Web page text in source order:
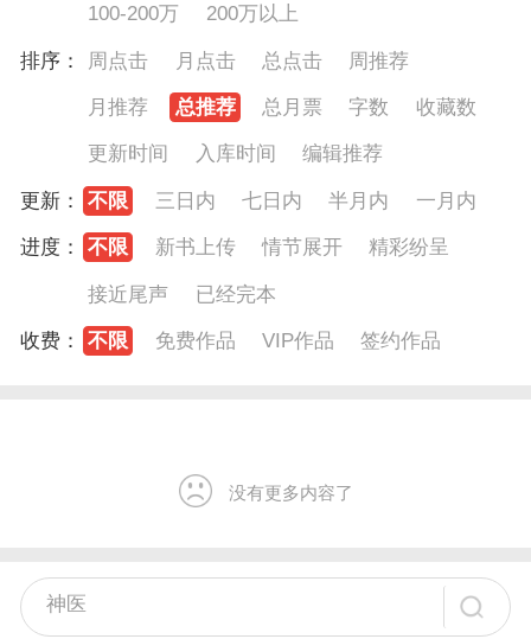
100-200万
200万以上
排序：
周点击 月点击 总点击
周推荐
月推荐
总推荐 总月票 字数
收藏数
更新时间
入库时间
编辑推荐
更新：
不限 三日内 七日内 半月内
一月内
进度：
不限 新书上传 情节展开
精彩纷呈
接近尾声
已经完本
收费：
不限 免费作品 VIP作品 签约作品
没有更多内容了